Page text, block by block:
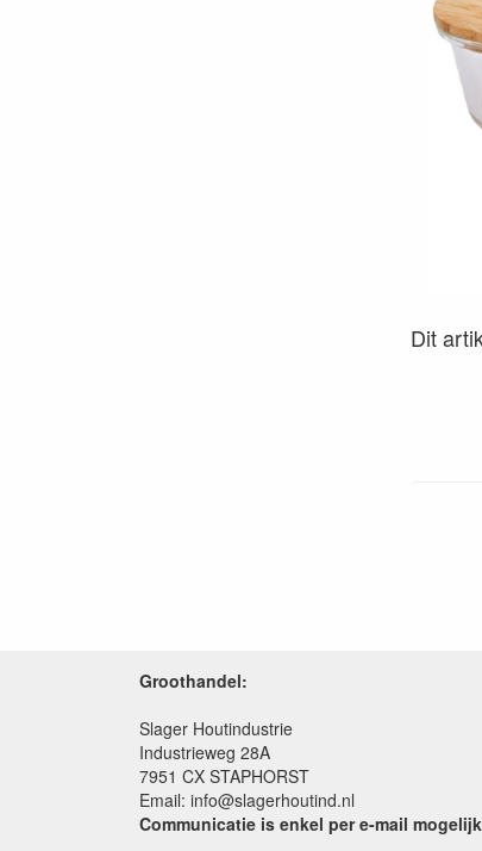
Dit
Groothandel:
Slager Houtindustrie
Industrieweg 28A
7951 CX STAPHORST
Email: info@slagerhoutind.nl
Communicatie is enkel per e-mail